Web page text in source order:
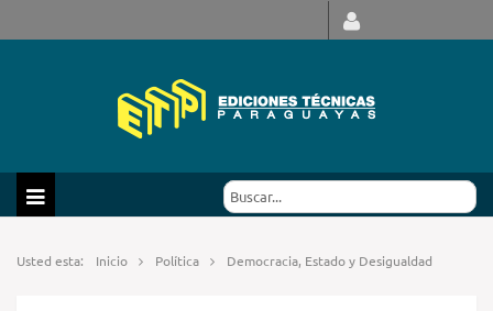
Usted esta: Inicio Política Democracia, Estado y Desigualdad